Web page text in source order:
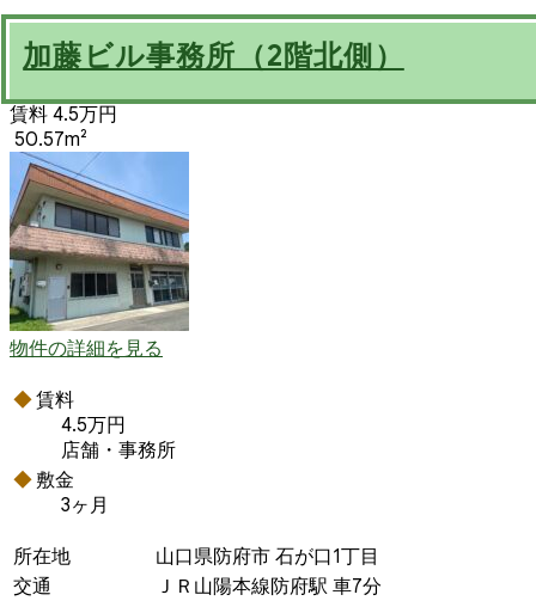
加藤ビル事務所（2階北側）
賃料 4.5万円
50.57m²
物件の詳細を見る
賃料
4.5万円
店舗・事務所
敷金
3ヶ月
所在地
山口県防府市 石が口1丁目
交通
ＪＲ山陽本線防府駅 車7分